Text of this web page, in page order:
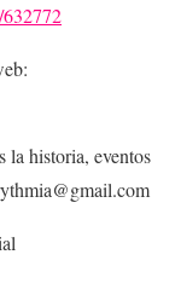
la historia, eventos